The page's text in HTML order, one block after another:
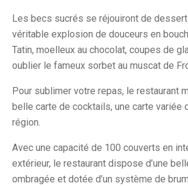
Les becs sucrés se réjouiront de
véritable explosion de douceurs en
Tatin, moelleux au chocolat, coupes de
oublier le fameux sorbet au muscat de
Pour sublimer votre repas, le restaurant
belle carte de cocktails, une carte variée
région.
Avec une capacité de 100 couverts en
extérieur, le restaurant dispose d’une
ombragée et dotée d’un système de